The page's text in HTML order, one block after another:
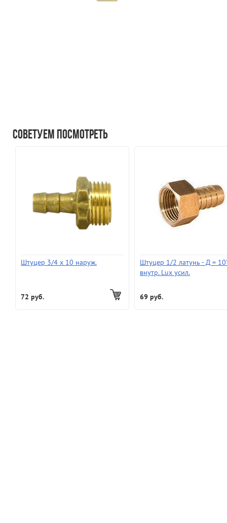
Советуем посмотреть
Штуцер 3/4 х 10 наруж.
72 руб.
Штуцер 1/2 латунь - Д =
внутр. Lux усил.
69 руб.